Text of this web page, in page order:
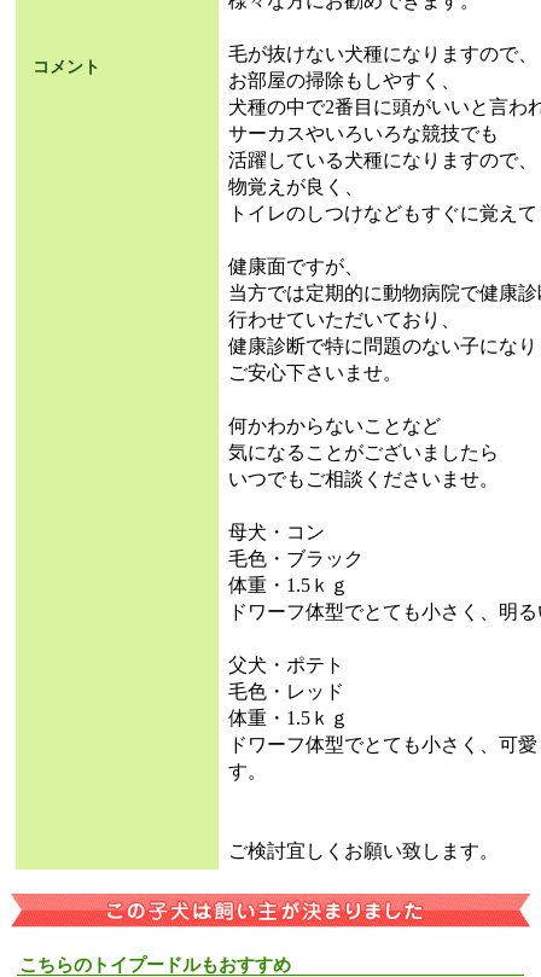
コメント
毛が抜けない犬種になりますので、
お部屋の掃除もしやすく、
犬種の中で2番目に頭がいいと言わ
サーカスやいろいろな競技でも
活躍している犬種になりますので、
物覚えが良く、
トイレのしつけなどもすぐに覚え
健康面ですが、
当方では定期的に動物病院で健康
行わせていただいており、
健康診断で特に問題のない子にな
ご安心下さいませ。
何かわからないことなど
気になることがございましたら
いつでもご相談くださいませ。
母犬・コン
毛色・ブラック
体重・1.5ｋｇ
ドワーフ体型でとても小さく、明
父犬・ポテト
毛色・レッド
体重・1.5ｋｇ
ドワーフ体型でとても小さく、可
す。
ご検討宜しくお願い致します。
こちらのトイプードルもおすすめ